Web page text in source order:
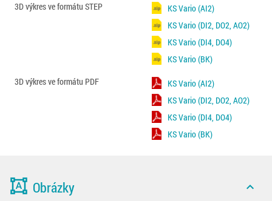
3D výkres ve formátu STEP
KS Vario (AI2)
KS Vario (DI2, DO2, AO2)
KS Vario (DI4, DO4)
KS Vario (BK)
3D výkres ve formátu PDF
KS Vario (AI2)
KS Vario (DI2, DO2, AO2)
KS Vario (DI4, DO4)
KS Vario (BK)
format_shapes Obrázky expand_less